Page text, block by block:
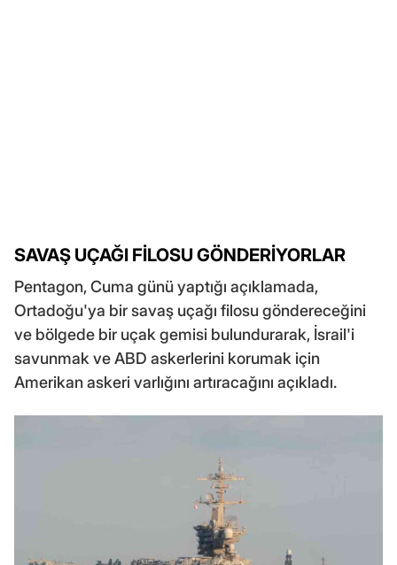
SAVAŞ UÇAĞI FİLOSU GÖNDERİYORLAR
Pentagon, Cuma günü yaptığı açıklamada,
Ortadoğu'ya bir savaş uçağı filosu göndereceğini
ve bölgede bir uçak gemisi bulundurarak, İsrail'i
savunmak ve ABD askerlerini korumak için
Amerikan askeri varlığını artıracağını açıkladı.